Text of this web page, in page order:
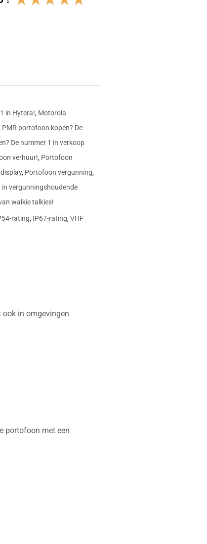
in Hytera!, Motorola
PMR portofoon kopen? De
De nummer 1 in verkoop
verhuur!, Portofoon
, Portofoon vergunning,
vergunningshoudende
walkie talkies!
rating, IP67-rating,VHF
ook in omgevingen
portofoon met een